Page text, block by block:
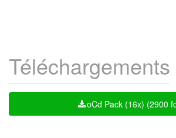
Téléchargements
oCd Pack (16x) (2900